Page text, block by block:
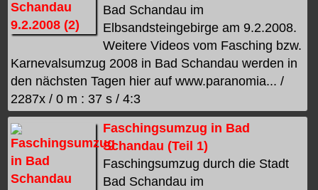
Bad Schandau im
Elbsandsteingebirge am 9.2.2008.
Weitere Videos vom Fasching bzw.
Karnevalsumzug 2008 in Bad Schandau werden in
den nächsten Tagen hier auf www.paranomia... /
2287x / 0 m : 37 s / 4:3
Faschingsumzug in Bad
Schandau (Teil 1)
Faschingsumzug durch die Stadt
Bad Schandau im